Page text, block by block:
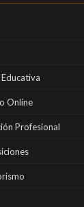
Online
Profesional